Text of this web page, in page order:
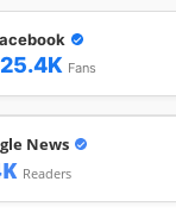
Fans
News
Readers